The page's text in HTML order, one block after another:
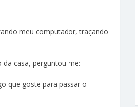
meu computador, traçando
casa, perguntou-me:
que goste para passar o